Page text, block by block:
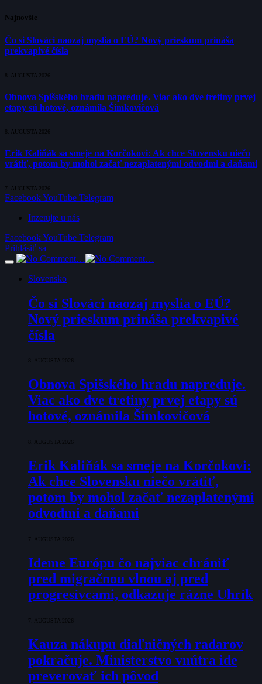
Najnovšie
Čo si Slováci naozaj myslia o EÚ? Nový prieskum prináša
prekvapivé čísla
8. AUGUSTA 2026
Obnova Spišského hradu napreduje. Viac ako dve tretiny prvej
etapy sú hotové, oznámila Šimkovičová
8. AUGUSTA 2026
Erik Kaliňák sa smeje na Korčokovi: Ak chce Slovensku niečo
vrátiť, potom by mohol začať nezaplatenými odvodmi a daňami
7. AUGUSTA 2026
FacebookYouTube Telegram
Inzerujte u nás
FacebookYouTube Telegram
Prihlásiť sa
Slovensko
Čo si Slováci naozaj myslia o EÚ?
Nový prieskum prináša prekvapivé
čísla
8. AUGUSTA 2026
Obnova Spišského hradu napreduje.
Viac ako dve tretiny prvej etapy sú
hotové, oznámila Šimkovičová
8. AUGUSTA 2026
Erik Kaliňák sa smeje na Korčokovi:
Ak chce Slovensku niečo vrátiť,
potom by mohol začať nezaplatenými
odvodmi a daňami
7. AUGUSTA 2026
Ideme Európu čo najviac chrániť
pred migračnou vlnou aj pred
progresívcami, odkazuje rázne Uhrík
7. AUGUSTA 2026
Kauza nákupu diaľničných radarov
pokračuje. Ministerstvo vnútra ide
preverovať ich pôvod